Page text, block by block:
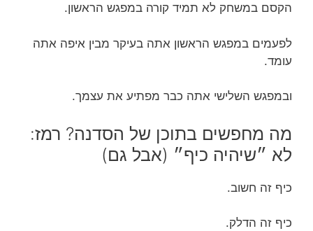
הקסם במשחק לא תמיד קורה במפגש הראשון.
לפעמים במפגש הראשון אתה בעיקר מבין איפה אתה
עומד.
ובמפגש השלישי אתה כבר מפתיע את עצמך.
מה מחפשים בתוכן של הסדנה? רמז:
לא ״שיהיה כיף״ (אבל גם)
כיף זה חשוב.
כיף זה הדלק.